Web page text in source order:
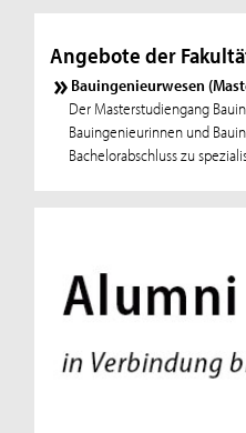
Angebote der
Bauingenieurwesen
Der Masterstudiengang
Bauingenieurinnen und
Bachelorabschluss zu